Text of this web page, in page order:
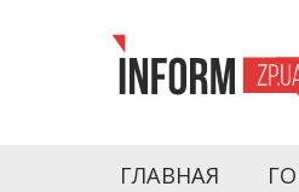
последние
ГЛАВНАЯ